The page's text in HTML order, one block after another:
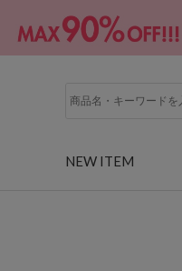
NEW ITEM